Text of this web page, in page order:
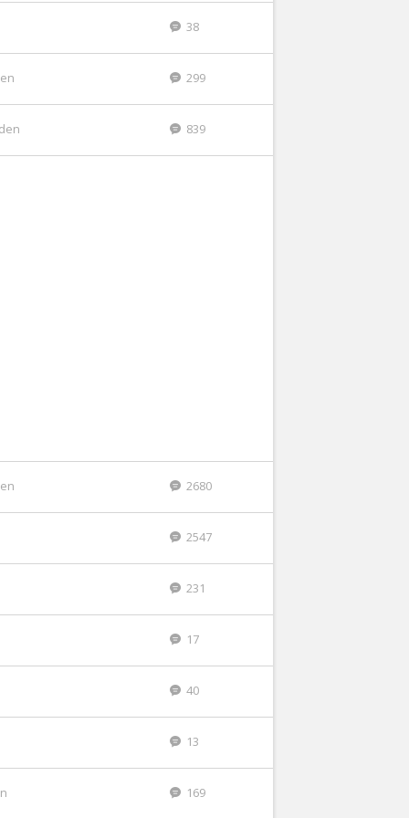
38
299
839
2680
2547
231
17
40
13
169